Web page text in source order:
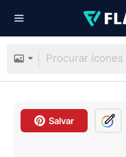
Salvar